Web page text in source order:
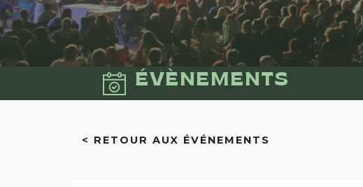
ÉVÈNEMENTS
< RETOUR AUX ÉVÉNEMENTS